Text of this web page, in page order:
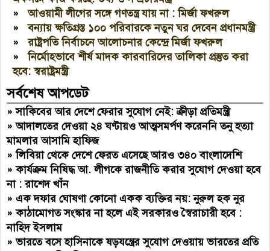
»আওয়ামী লীগের সঙ্গে গণতন্ত্র যায় না : মির্জা ফখরুল
»বন্যায় ক্ষতিগ্রস্ত ১০০ পরিবারকে নতুন ঘর দেবেন প্রধানমন্ত্রী
»রাষ্ট্রপতি নির্বাচনে আলোচনার কেন্দ্রে মির্জা ফখরুল
»নির্মোহভাবে শীর্ষ মাদক কারবারিদের তালিকা প্রস্তুত করা
হবে: স্বরাষ্ট্রমন্ত্রী
সর্বশেষ আপডেট
»সাকিবের আর দেশে ফেরার সুযোগ নেই: ক্রীড়া প্রতিমন্ত্রী
»আদালতের দেওয়া ২৪ ঘণ্টায়ও আত্মসমর্পণ করেননি তনু হত্যা
মামলার আসামি হাফিজ
»লিবিয়া থেকে দেশে ফেরত এসেছে আরও ৩৪০ বাংলাদেশি
»কার্যক্রম নিষিদ্ধ আ. লীগকে রাজনীতি করার সুযোগ দেওয়া হবে
না : রাশেদ খাঁন
»এক দফার ঘোষণা কোনো একক ব্যক্তির নয়: নুরুল হক নুর
»কাঠামোগত সংস্কার না হলে এই সরকারও স্বৈরাচারী হবে :
নাহিদ ইসলাম
»ভারতে বসে হাসিনাকে ষড়যন্ত্রের সুযোগ দেওয়ায় ভারতের প্রতি